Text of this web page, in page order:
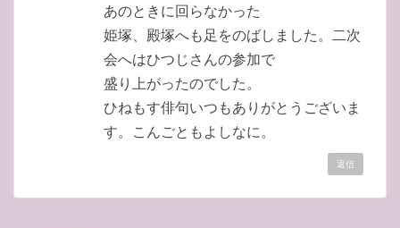
あのときに回らなかった
姫塚、殿塚へも足をのばしました。二次
会へはひつじさんの参加で
盛り上がったのでした。
ひねもす俳句いつもありがとうございま
す。こんごともよしなに。
返信